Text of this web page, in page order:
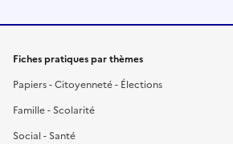
Fiches pratiques par thèmes
Papiers - Citoyenneté - Élections
Famille - Scolarité
Social - Santé